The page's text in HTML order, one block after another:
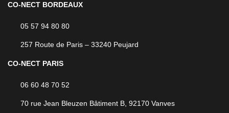
CO-NECT BORDEAUX
05 57 94 80 80
257 Route de Paris – 33240 Peujard
CO-NECT PARIS
06 60 48 70 52
70 rue Jean Bleuzen Bâtiment B, 92170 Vanves